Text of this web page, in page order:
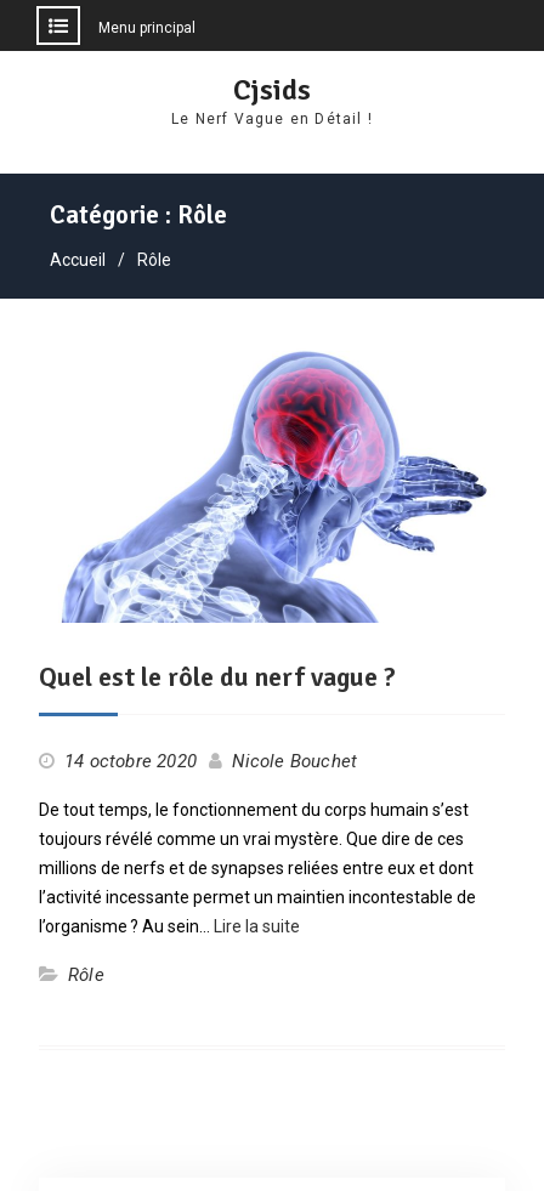
Menu principal
Cjsids
Le Nerf Vague en Détail !
Catégorie : Rôle
Accueil Rôle
Quel est le rôle du nerf vague ?
14 octobre 2020 Nicole Bouchet
De tout temps, le fonctionnement du corps humain s’est
toujours révélé comme un vrai mystère. Que dire de ces
millions de nerfs et de synapses reliées entre eux et dont
l’activité incessante permet un maintien incontestable de
l’organisme ? Au sein…
Lire la suite
Rôle